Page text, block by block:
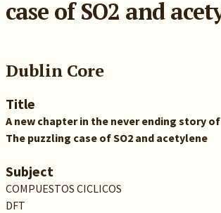
case of SO2 and
Dublin Core
Title
A new chapter in the never ending story
The puzzling case of SO2 and acetylene
Subject
COMPUESTOS CICLICOS
DFT